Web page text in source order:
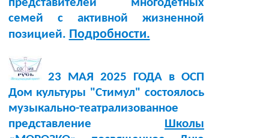
представителей многодетных
семей с активной жизненной
позицией. Подробности.
23 МАЯ 2025 ГОДА в ОСП
Дом культуры "Стимул" состоялось
музыкально-театрализованное
представление Школы